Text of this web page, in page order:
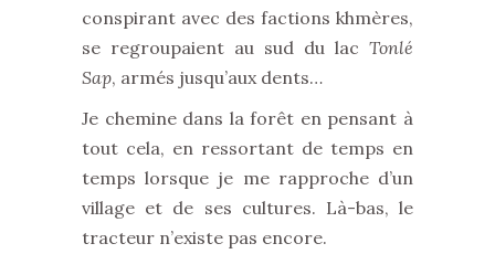
conspirant avec des factions khmères,
se regroupaient au sud du lac Tonlé
Sap, armés jusqu’aux dents…
Je chemine dans la forêt en pensant à
tout cela, en ressortant de temps en
temps lorsque je me rapproche d’un
village et de ses cultures. Là-bas, le
tracteur n’existe pas encore.